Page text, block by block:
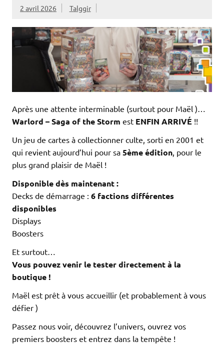
2 avril 2026 Talggir
Après une attente interminable (surtout pour Maël )…
Warlord – Saga of the Storm est ENFIN ARRIVÉ !!
Un jeu de cartes à collectionner culte, sorti en 2001 et
qui revient aujourd’hui pour sa 5ème édition, pour le
plus grand plaisir de Maël !
Disponible dès maintenant :
Decks de démarrage : 6 factions différentes
disponibles
Displays
Boosters
Et surtout…
Vous pouvez venir le tester directement à la
boutique !
Maël est prêt à vous accueillir (et probablement à vous
défier )
Passez nous voir, découvrez l’univers, ouvrez vos
premiers boosters et entrez dans la tempête !